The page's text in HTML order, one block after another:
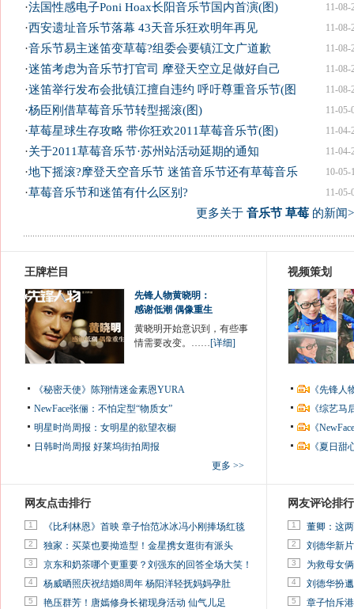
11-08-
·法国性感电子Poni Hoax长阳音乐节国内首演(图)
11-08-
·西安遗址音乐节落幕 43天音乐狂欢明年再见
11-08-
·音乐节易主迷笛变草莓?组委会要镇江文广道歉
11-08-
·迷笛考虑为音乐节打官司 摩登天空立足做好自己
11-08-
·迷笛举行发布会批镇江擅自违约 呼吁尊重音乐节(图
11-05-
·杨臣刚借草莓音乐节转型摇滚(图)
11-04-
·草莓星球生存攻略 带你狂欢2011草莓音乐节(图)
11-04-
·关于2011草莓音乐节·苏州站活动延期的通知
10-05-
·地下摇滚?摩登天空音乐节 迷笛音乐节还有草莓音乐
11-05-
·草莓音乐节和迷笛有什么区别?
更多关于 音乐节 草莓的新闻
王牌栏目
先锋人物黄晓明：
感谢低潮 偶像重生
黄晓明开始意识到，有些事
情需要改变。……[详细]
《秘密天使》陈翔情迷金素恩YURA
NewFace张俪：不怕定型“物质女”
明星时尚周报：女明星的欲望衣橱
日韩时尚周报 好莱坞街拍周报
更多 >>
视频策划
《先锋
《综艺
《
《夏日
网友点击排行
1 《比利林恩》首映 章子怡范冰冰冯小刚捧场红毯
2 独家：买菜也要拗造型！金星携女逛街有派头
3 京东和奶茶哪个更重要？刘强东的回答全场大笑！
4 杨威晒照庆祝结婚8周年 杨阳洋轻抚妈妈孕肚
5 艳压群芳！唐嫣修身长裙现身活动 仙气儿足
网友评论排行
1 董卿：这
2 刘德华新
3 为救母女
4 刘德华扮
5 章子怡斥